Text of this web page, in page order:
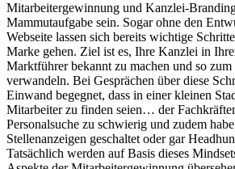
Mitarbeitergewinnung und Kanzlei-
Mammutaufgabe sein. Sogar ohne den
Webseite lassen sich bereits wichtige
Marke gehen. Ziel ist es, Ihre Kanzlei in
Marktführer bekannt zu machen und so
verwandeln. Bei Gesprächen über diese
Einwand begegnet, dass in einer kleinen
Mitarbeiter zu finden seien… der
Personalsuche zu schwierig und zudem
Stellenanzeigen geschaltet oder gar
Tatsächlich werden auf Basis dieses